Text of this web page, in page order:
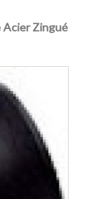
Acier Zingué